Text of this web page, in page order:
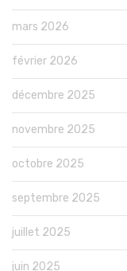
mars 2026
février 2026
décembre 2025
novembre 2025
octobre 2025
septembre 2025
juillet 2025
juin 2025